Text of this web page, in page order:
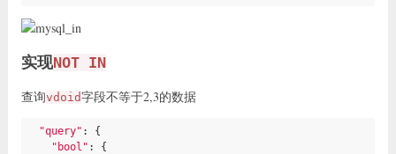
实现NOT IN
查询vdoid字段不等于2,3的数据
"query" : {
"bool" : {